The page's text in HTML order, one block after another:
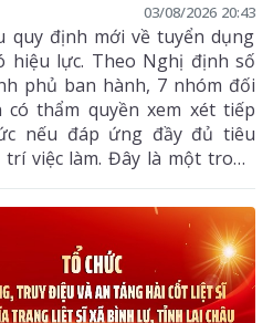
03/08/2026 20:43
quy định mới về tuyển dụng
hiệu lực. Theo Nghị định số
phủ ban hành, 7 nhóm đối
thẩm quyền xem xét tiếp
nếu đáp ứng đầy đủ tiêu
việc làm. Đây là một trong
ý nhằm bổ sung, thu hút
cao vào khu vực công.